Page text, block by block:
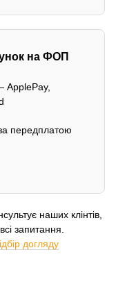
на ФОП
ApplePay,
передплатою
наших клінтів,
запитання.
догляду